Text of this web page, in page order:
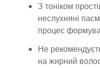
З тоніком
неслухняні
процес
Не
на жирний волос,